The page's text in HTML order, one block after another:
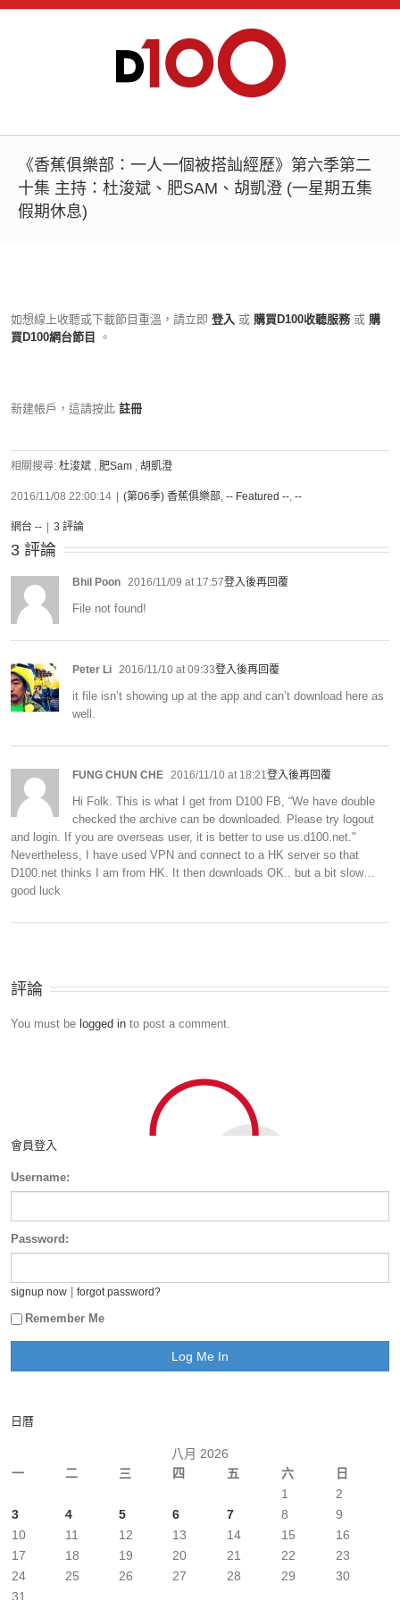
《香蕉俱樂部：一人一個被搭訕經歷》第六季第二
十集 主持：杜浚斌、肥SAM、胡凱澄 (一星期五集
假期休息)
如想線上收聽或下載節目重溫，請立即 登入 或 購買D100收聽服務 或 購
買D100網台節目
。
新建帳戶，這請按此 註冊
相關搜尋: 杜浚斌 , 肥Sam , 胡凱澄
2016/11/08 22:00:14 (第06季) 香蕉俱樂部, -- Featured --, --
網台 -- 3 評論
3 評論
Bhil Poon 2016/11/09 at 17:57登入後再回覆
File not found!
Peter Li 2016/11/10 at 09:33登入後再回覆
it file isn’t showing up at the app and can’t download here as
well.
FUNG CHUN CHE 2016/11/10 at 18:21登入後再回覆
Hi Folk. This is what I get from D100 FB, “We have double
checked the archive can be downloaded. Please try logout
and login. If you are overseas user, it is better to use us.d100.net."
Nevertheless, I have used VPN and connect to a HK server so that
D100.net thinks I am from HK. It then downloads OK.. but a bit slow…
good luck
評論
You must be logged in to post a comment.
會員登入
Username:
Password:
signup now forgot password?
Remember Me
日曆
八月 2026
一
二 三 四 五 六
日
1
2
3
4 5 6 7 8
9
10
11 12 13 14 15
16
17
18 19 20 21 22
23
24
25 26 27 28 29
30
31